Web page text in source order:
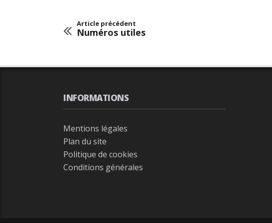
Article précédent
Numéros utiles
INFORMATIONS
Mentions légales
Plan du site
Politique de cookies
Conditions générales